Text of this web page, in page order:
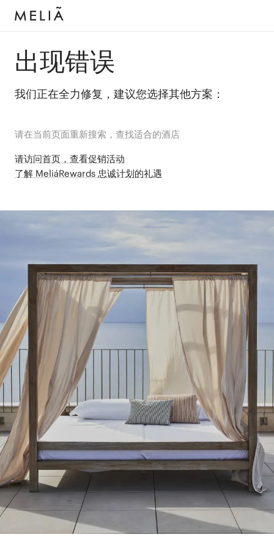
出现错误
我们正在全力修复，建议您选择其他方案：
请在当前页面重新搜索，查找适合的酒店
请访问首页，查看促销活动
了解 MeliáRewards 忠诚计划的礼遇